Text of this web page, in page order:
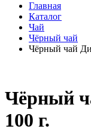
Главная
Каталог
Чай
Чёрный чай
Чёрный чай
Чёрный
100 г.